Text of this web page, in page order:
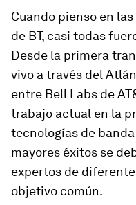
Cuando pienso en
de BT, casi todas
Desde la primera
vivo a través del
entre Bell Labs de
trabajo actual en la
tecnologías de
mayores éxitos se
expertos de
objetivo común.